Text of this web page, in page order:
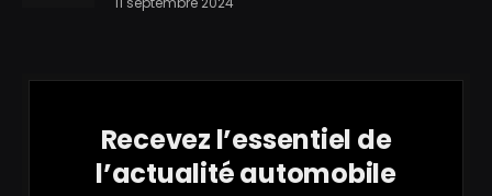
Recevez l’essentiel de
l’actualité automobile